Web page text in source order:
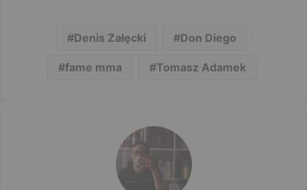
Denis Załęcki Don Diego
fame mma Tomasz Adamek